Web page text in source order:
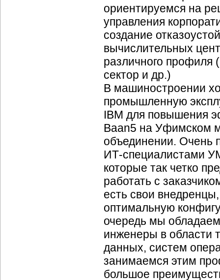
ориентируемся на
управления
создание
вычислительных
различного профиля
сектор и др.)
В машиностроении
промышленную
IBM для повышения
Baan5 на Уфимском
объединении. Очень
ИТ-специалистами
которые так четко
работать с
есть свои
оптимальную
очередь мы
инженеры в области
данных, систем
занимаемся этим
большое